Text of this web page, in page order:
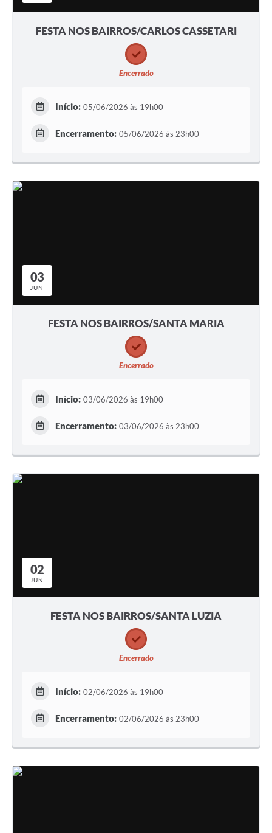
FESTA NOS BAIRROS/CARLOS CASSETARI
Encerrado
Início: 05/06/2026 às 19h00
Encerramento: 05/06/2026 às 23h00
03
JUN
FESTA NOS BAIRROS/SANTA MARIA
Encerrado
Início: 03/06/2026 às 19h00
Encerramento: 03/06/2026 às 23h00
02
JUN
FESTA NOS BAIRROS/SANTA LUZIA
Encerrado
Início: 02/06/2026 às 19h00
Encerramento: 02/06/2026 às 23h00